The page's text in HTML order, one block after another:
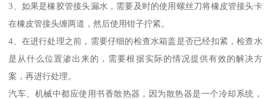
3、如果是橡胶管接头漏水，需要及时的使用螺丝刀将橡皮管接头卡
在橡皮管接头缠两道，然后使用钳子拧紧。
4、在进行处理之前，需要仔细的检查水箱盖是否已经扣紧，检查水
是从什么位置渗出来的，需要根据实际的情况提供有效的解决方
案，再进行处理。
汽车、机械中都应使用书香散热器，因为散热器是一个冷却系统，